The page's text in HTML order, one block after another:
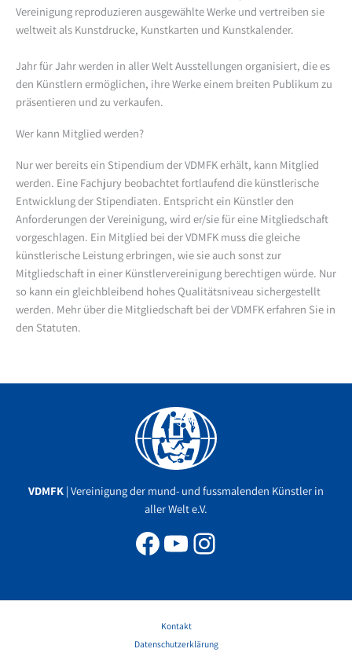
Vereinigung reproduzieren ausgewählte Werke und vertreiben sie
weltweit als Kunstdrucke, Kunstkarten und Kunstkalender.
Jahr für Jahr werden in aller Welt Ausstellungen organisiert, die es
den Künstlern ermöglichen, ihre Werke einem breiten Publikum zu
präsentieren und zu verkaufen.
Wer kann Mitglied werden?
Nur wer bereits ein Stipendium der VDMFK erhält, kann Mitglied
werden. Eine Fachjury beobachtet fortlaufend die künstlerische
Entwicklung der Stipendiaten. Entspricht ein Künstler den
Anforderungen der Vereinigung, wird er/sie für eine Mitgliedschaft
vorgeschlagen. Ein Mitglied bei der VDMFK muss die gleiche
künstlerische Leistung erbringen, wie sie auch sonst zur
Mitgliedschaft in einer Künstlervereinigung berechtigen würde. Nur
so kann ein gleichbleibend hohes Qualitätsniveau sichergestellt
werden. Mehr über die Mitgliedschaft bei der VDMFK erfahren Sie in
den Statuten.
VDMFK | Vereinigung der mund- und fussmalenden Künstler in
aller Welt e.V.
Facebook
YouTube
Instagram
Kontakt
Datenschutzerklärung